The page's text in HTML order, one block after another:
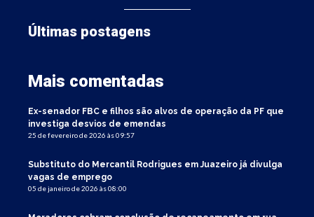
Últimas postagens
Mais comentadas
Ex-senador FBC e filhos são alvos de operação da PF que
investiga desvios de emendas
25 de fevereiro de 2026 às 09:57
Substituto do Mercantil Rodrigues em Juazeiro já divulga
vagas de emprego
05 de janeiro de 2026 às 08:00